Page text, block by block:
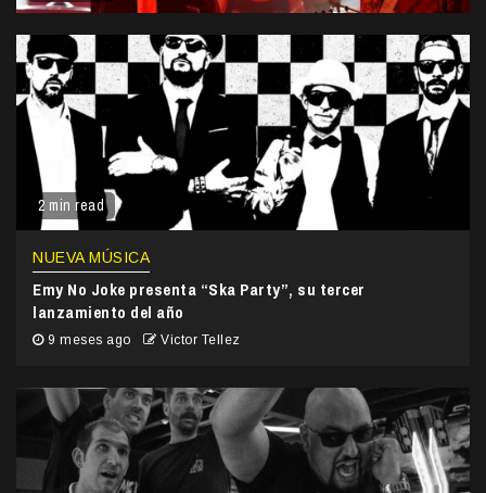
2 min read
NUEVA MÚSICA
Emy No Joke presenta “Ska Party”, su tercer
lanzamiento del año
9 meses ago Victor Tellez